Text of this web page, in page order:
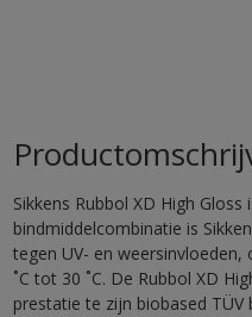
Sikkens Rubbol XD High
bindmiddelcombinatie is
tegen UV- en
˚C tot 30 ˚C. De Rubbol XD
prestatie te zijn biobased TÜV